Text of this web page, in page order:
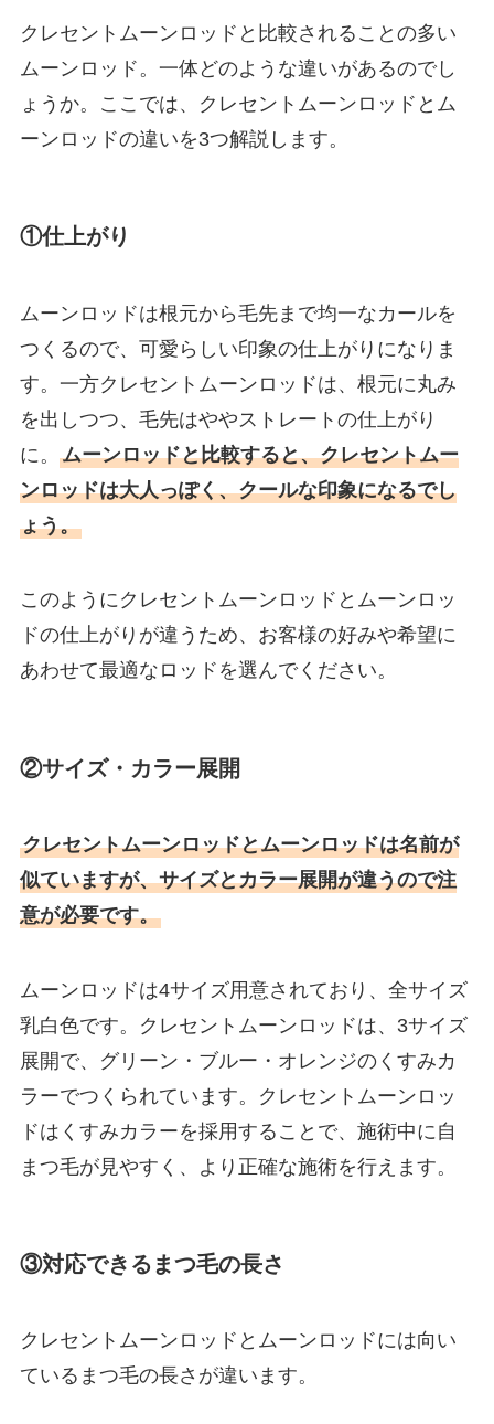
クレセントムーンロッドと比較されることの多い
ムーンロッド。一体どのような違いがあるのでし
ょうか。ここでは、クレセントムーンロッドとム
ーンロッドの違いを3つ解説します。
①仕上がり
ムーンロッドは根元から毛先まで均一なカールを
つくるので、可愛らしい印象の仕上がりになりま
す。一方クレセントムーンロッドは、根元に丸み
を出しつつ、毛先はややストレートの仕上がり
に。 ムーンロッドと比較すると、クレセントムー
ンロッドは大人っぽく、クールな印象になるでし
ょう。
このようにクレセントムーンロッドとムーンロッ
ドの仕上がりが違うため、お客様の好みや希望に
あわせて最適なロッドを選んでください。
②サイズ・カラー展開
クレセントムーンロッドとムーンロッドは名前が
似ていますが、サイズとカラー展開が違うので注
意が必要です。
ムーンロッドは4サイズ用意されており、全サイズ
乳白色です。クレセントムーンロッドは、3サイズ
展開で、グリーン・ブルー・オレンジのくすみカ
ラーでつくられています。クレセントムーンロッ
ドはくすみカラーを採用することで、施術中に自
まつ毛が見やすく、より正確な施術を行えます。
③対応できるまつ毛の長さ
クレセントムーンロッドとムーンロッドには向い
ているまつ毛の長さが違います。